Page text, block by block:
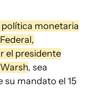
monetaria
el presidente
, sea
mandato el 15